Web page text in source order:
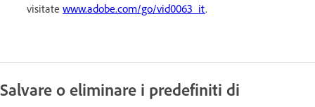
visitate www.adobe.com/go/vid0063_it.
Salvare o eliminare i predefiniti di